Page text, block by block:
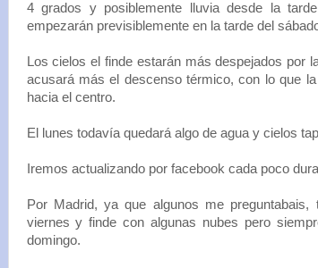
4 grados y posiblemente lluvia desde la
empezarán previsiblemente en la tarde del
Los cielos el finde estarán más despejados por
acusará más el descenso térmico, con lo que
hacia el centro.
El lunes todavía quedará algo de agua y cielos
Iremos actualizando por facebook cada poco
Por Madrid, ya que algunos me
viernes y finde con algunas nubes pero
domingo.